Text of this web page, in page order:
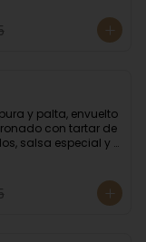
y palta, envuelto
con tartar de
salsa especial y